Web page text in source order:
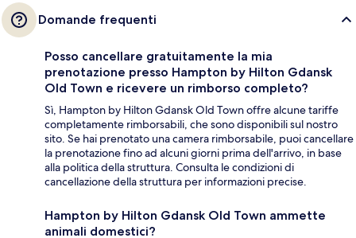
Domande frequenti
Posso cancellare gratuitamente la mia
prenotazione presso Hampton by Hilton Gdansk
Old Town e ricevere un rimborso completo?
Sì, Hampton by Hilton Gdansk Old Town offre alcune tariffe
completamente rimborsabili, che sono disponibili sul nostro
sito. Se hai prenotato una camera rimborsabile, puoi cancellare
la prenotazione fino ad alcuni giorni prima dell'arrivo, in base
alla politica della struttura. Consulta le condizioni di
cancellazione della struttura per informazioni precise.
Hampton by Hilton Gdansk Old Town ammette
animali domestici?